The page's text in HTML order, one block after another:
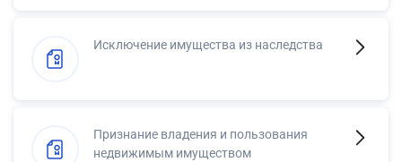
Исключение имущества из наследства
Признание владения и пользования
недвижимым имуществом